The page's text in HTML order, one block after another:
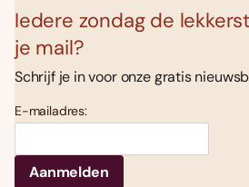
Iedere zondag de
je mail?
Schrijf je in voor onze gratis
E-mailadres: